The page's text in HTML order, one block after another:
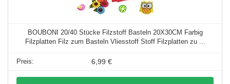
BOUBONI 20/40 Stücke Filzstoff Basteln 20X30CM Farbig
Filzplatten Filz zum Basteln Vliesstoff Stoff Filzplatten zu ...
6,99 €